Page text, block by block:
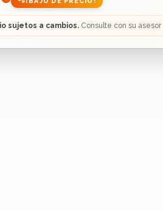
sujetos a cambios.Consulte con su asesor